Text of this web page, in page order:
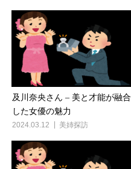
及川奈央さん – 美と才能が融合
した女優の魅力
2024.03.12 美姉探訪